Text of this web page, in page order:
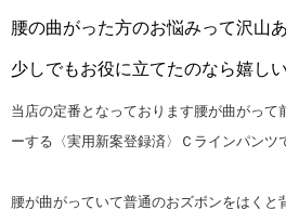
腰の曲がった方のお悩みって沢山
少しでもお役に立てたのなら嬉し
当店の定番となっております腰が曲がって
ーする〈実用新案登録済〉Ｃラインパンツ
腰が曲がっていて普通のおズボンをはくと